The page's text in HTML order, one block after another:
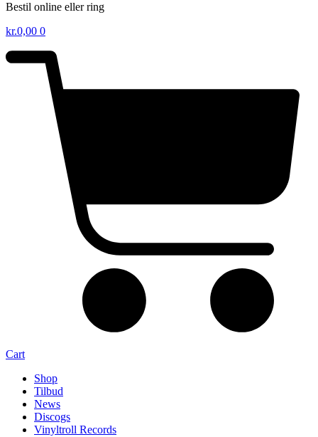
Bestil online eller ring
kr.0,00 0
Cart
Shop
Tilbud
News
Discogs
Vinyltroll Records